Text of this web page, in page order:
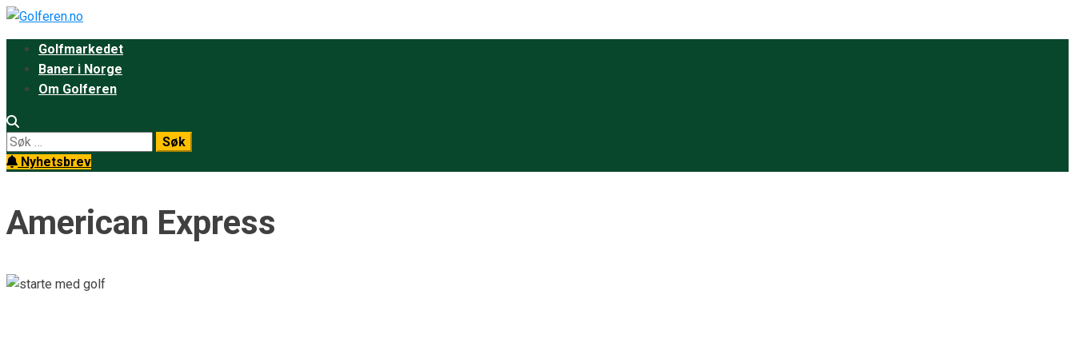
Golfmarkedet
Baner i Norge
Om Golferen
Nyhetsbrev
American Express